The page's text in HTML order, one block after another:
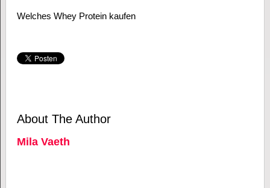
Welches Whey Protein kaufen
About The Author
Mila Vaeth